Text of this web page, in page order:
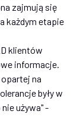
zajmują się
każdym etapie
klientów
informacje.
na
były w
używa" -